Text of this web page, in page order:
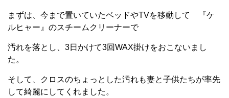
まずは、今まで置いていたベッドやTVを移動して 『ケ
ルヒャー』のスチームクリーナーで
汚れを落とし、3日かけて3回WAX掛けをおこないまし
た。
そして、クロスのちょっとした汚れも妻と子供たちが率先
して綺麗にしてくれました。